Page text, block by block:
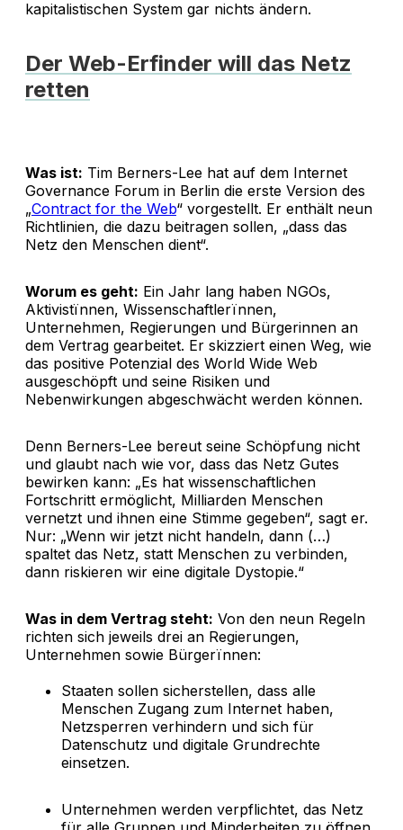
kapitalistischen System gar nichts ändern.
Der Web-Erfinder will das Netz
retten
Was ist: Tim Berners-Lee hat auf dem Internet
Governance Forum in Berlin die erste Version des
„Contract for the Web“ vorgestellt. Er enthält neun
Richtlinien, die dazu beitragen sollen, „dass das
Netz den Menschen dient“.
Worum es geht: Ein Jahr lang haben NGOs,
Aktivistïnnen, Wissenschaftlerïnnen,
Unternehmen, Regierungen und Bürgerinnen an
dem Vertrag gearbeitet. Er skizziert einen Weg, wie
das positive Potenzial des World Wide Web
ausgeschöpft und seine Risiken und
Nebenwirkungen abgeschwächt werden können.
Denn Berners-Lee bereut seine Schöpfung nicht
und glaubt nach wie vor, dass das Netz Gutes
bewirken kann: „Es hat wissenschaftlichen
Fortschritt ermöglicht, Milliarden Menschen
vernetzt und ihnen eine Stimme gegeben“, sagt er.
Nur: „Wenn wir jetzt nicht handeln, dann (…)
spaltet das Netz, statt Menschen zu verbinden,
dann riskieren wir eine digitale Dystopie.“
Was in dem Vertrag steht: Von den neun Regeln
richten sich jeweils drei an Regierungen,
Unternehmen sowie Bürgerïnnen:
Staaten sollen sicherstellen, dass alle
Menschen Zugang zum Internet haben,
Netzsperren verhindern und sich für
Datenschutz und digitale Grundrechte
einsetzen.
Unternehmen werden verpflichtet, das Netz